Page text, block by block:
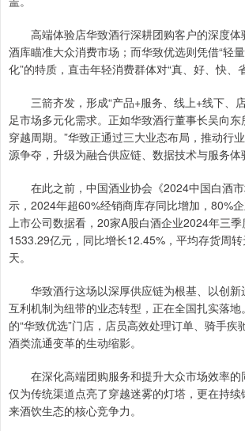
高端体验店华致酒行深耕团购客户的深度体
酒库瞄准大众消费市场；而华致优选则凭借“轻
化”的特质，直击年轻消费群体对“真、好、快、
三箭齐发，形成“产品+服务、线上+线下、
足市场多元化需求。正如华致酒行董事长吴向东
穿越周期。”华致正通过三大业态布局，推动行
源争夺，升级为融合供应链、数据技术与服务体
在此之前，中国酒业协会《2024中国白酒市
示，2024年超60%经销商库存同比增加，80%
上市公司数据看，20家A股白酒企业2024年三
1533.29亿元，同比增长12.45%，平均存货周
天。
华致酒行这场以深厚供应链为根基、以创新
互利机制为纽带的业态转型，正在全国扎实落
的“华致优选”门店，店员高效处理订单、骑手疾
酒类流通变革的生动缩影。
在深化高端团购服务和提升大众市场效率的
仅为传统渠道点亮了穿越迷雾的灯塔，更在持
来酒饮生态的核心竞争力。